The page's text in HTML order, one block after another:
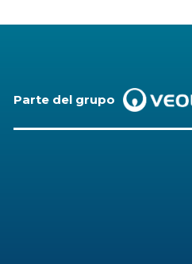
Parte del grupo